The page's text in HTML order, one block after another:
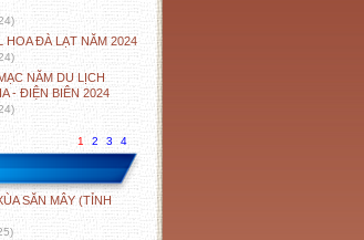
HOA ĐÀ LẠT NĂM 2024
NĂM DU LỊCH
- ĐIỆN BIÊN 2024
1 2 3 4
SĂN MÂY (TỈNH